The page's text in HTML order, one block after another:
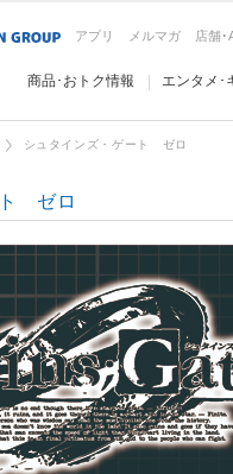
アプリ メルマガ 店舗･
商品･おトク情報 エンタメ･
シュタインズ・ゲート ゼロ
ト ゼロ